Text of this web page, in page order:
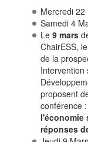
Mercredi
Samedi 4
Le 9 mars
ChairESS,
de la
Intervention
proposent
conférence :
l'économie
réponses